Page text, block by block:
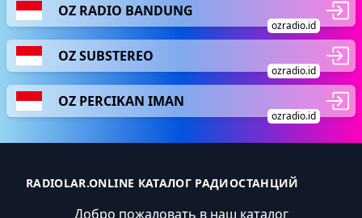
OZ RADIO BANDUNG
ozradio.id
OZ SUBSTEREO
ozradio.id
OZ PERCIKAN IMAN
ozradio.id
RADIOLAR.ONLINE КАТАЛОГ РАДИОСТАНЦИЙ
Добро пожаловать в наш каталог